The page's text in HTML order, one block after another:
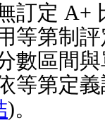
訂定 A+
等第制
數區間
等第定
)。